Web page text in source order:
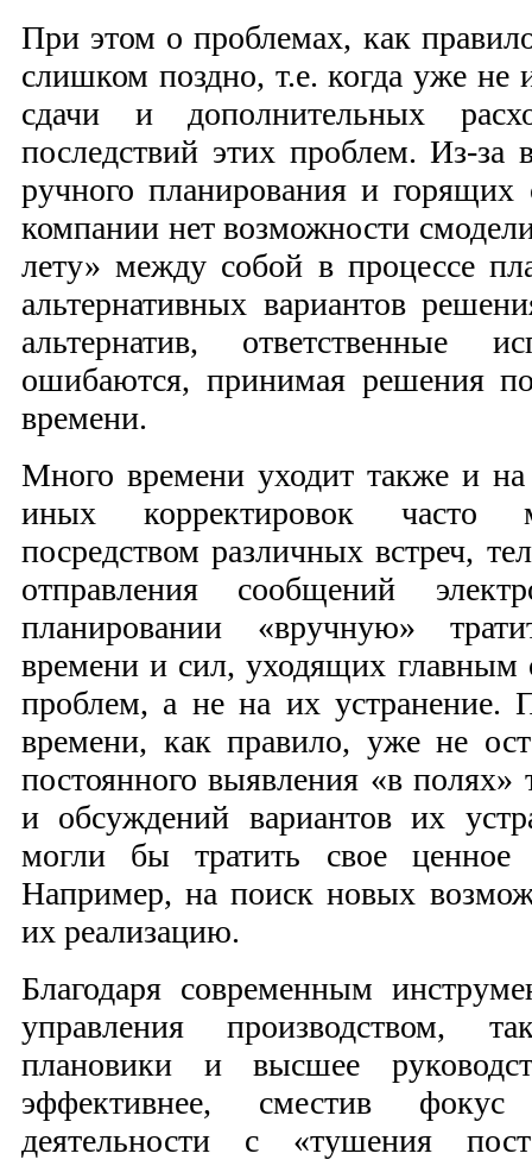
При этом о проблемах, как
слишком поздно, т.е. когда уже не
сдачи и дополнительных
последствий этих проблем. Из-за
ручного планирования и горящих
компании нет возможности
лету» между собой в процессе
альтернативных вариантов
альтернатив, ответственные
ошибаются, принимая решения
времени.
Много времени уходит также и на
иных корректировок часто
посредством различных встреч,
отправления сообщений
планировании «вручную»
времени и сил, уходящих главным
проблем, а не на их устранение.
времени, как правило, уже не
постоянного выявления «в
и обсуждений вариантов их
могли бы тратить свое ценное
Например, на поиск новых
их реализацию.
Благодаря современным
управления производством,
плановики и высшее
эффективнее, сместив
деятельности с «тушения